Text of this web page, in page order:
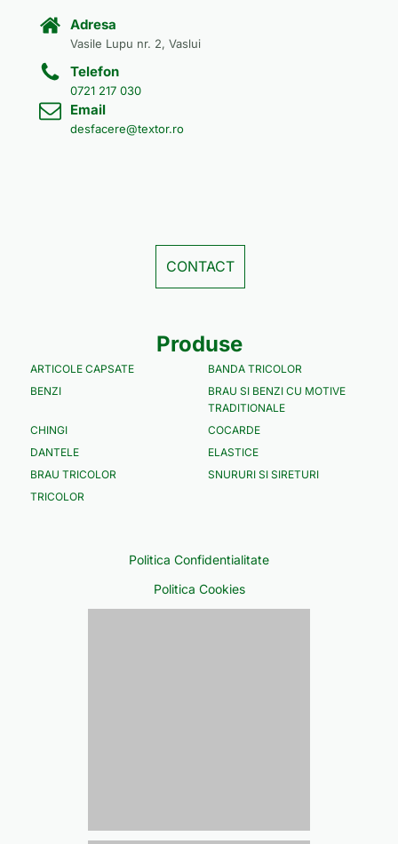
Adresa
Vasile Lupu nr. 2, Vaslui
Telefon
0721 217 030
Email
desfacere@textor.ro
CONTACT
Produse
ARTICOLE CAPSATE
BANDA TRICOLOR
BENZI
BRAU SI BENZI CU MOTIVE
TRADITIONALE
CHINGI
COCARDE
DANTELE
ELASTICE
BRAU TRICOLOR
SNURURI SI SIRETURI
TRICOLOR
Politica Confidentialitate
Politica Cookies